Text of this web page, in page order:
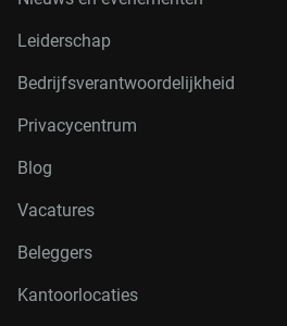
Leiderschap
Bedrijfsverantwoordelijkheid
Privacycentrum
Blog
Vacatures
Beleggers
Kantoorlocaties